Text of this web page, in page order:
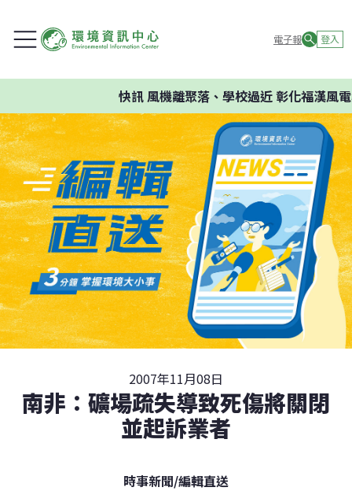
電子報 登入
快訊風機離聚落、學校過近 彰化福漢風電
2007年11月08日
南非：礦場疏失導致死傷將關閉
並起訴業者
時事新聞/編輯直送